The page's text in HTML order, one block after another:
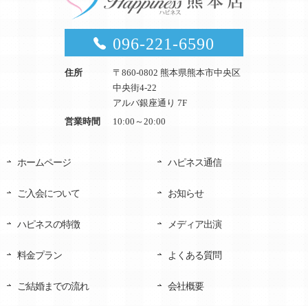
096-221-6590
住所
〒860-0802 熊本県熊本市中央区
中央街4-22
アルバ銀座通り 7F
営業時間
10:00～20:00
ホームページ
ご入会について
ハピネスの特徴
料金プラン
ご結婚までの流れ
ハピネス通信
お知らせ
メディア出演
よくある質問
会社概要